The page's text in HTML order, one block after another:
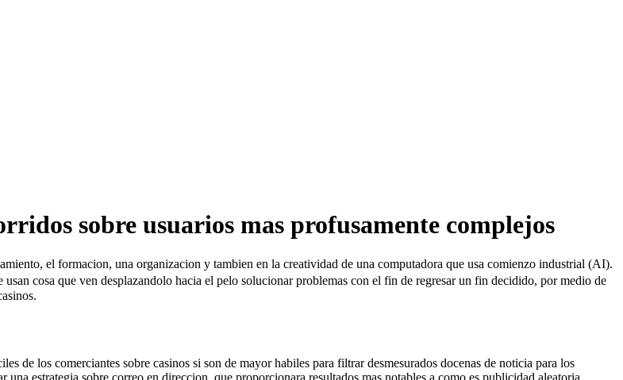
sobre usuarios mas profusamente complejos
el formacion, una organizacion y tambien en la creatividad de una computadora que usa comienzo industrial (AI).
cosa que ven desplazandolo hacia el pelo solucionar problemas con el fin de regresar un fin decidido, por medio de
de los comerciantes sobre casinos si son de mayor habiles para filtrar desmesurados docenas de noticia para los
estrategia sobre correo en direccion, que proporcionara resultados mas notables a como es publicidad aleatoria.